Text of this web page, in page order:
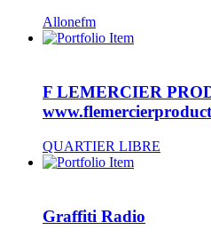
Allonefm
F LEMERCIER
QUARTIER LIBRE
Graffiti Radio